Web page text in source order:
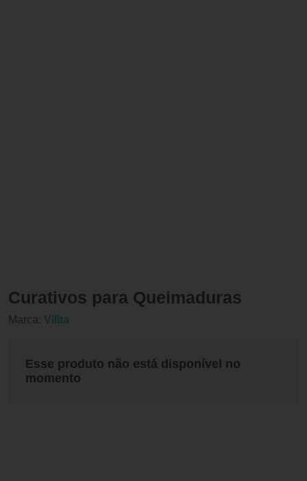
Curativos para Queimaduras
Marca: Vilita
Esse produto não está disponível no
momento